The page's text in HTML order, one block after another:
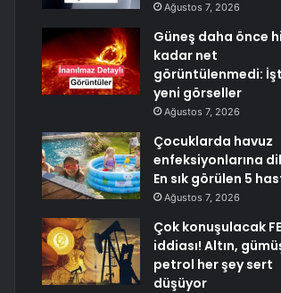
Ağustos 7, 2026
Güneş daha önce
kadar net
görüntülenmedi:
yeni görseller
Ağustos 7, 2026
Çocuklarda havuz
enfeksiyonlarına
En sık görülen 5
Ağustos 7, 2026
Çok konuşulacak
iddiası! Altın,
petrol her şey sert
düşüyor